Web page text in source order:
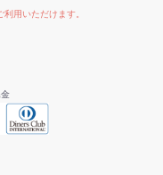
用いただけます。